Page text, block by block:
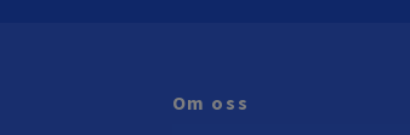
Om oss